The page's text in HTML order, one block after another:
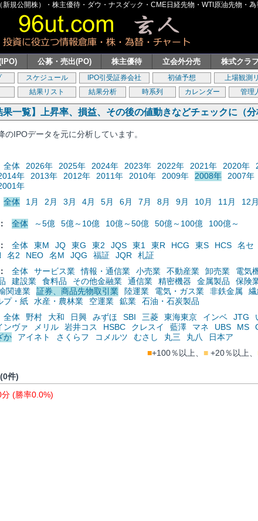
新規公開株）・株主優待・ダウ・ナスダック・CME日経先物・WTI原油先物・
公募・売出(PO) 株主優待 立会外分売 株式クラ
スケジュール IPO引受証券会社 初値予想 上場観測
結果リスト 結果分析 時系列 カレンダー 管理
果一覧】上昇率、損益、その後の値動きなどチェックに（分
のIPOデータを元に分析しています。
全体 2026年 2025年 2024年 2023年 2022年 2021年 2020年
年 2013年 2012年 2011年 2010年 2009年 2008年 2007年
年
全体 1月 2月 3月 4月 5月 6月 7月 8月 9月 10月 11月 12月
全体 ～5億 5億～10億 10億～50億 50億～100億 100億～
全体 東M JQ 東G 東2 JQS 東1 東R HCG 東S HCS 名セ
名2 NEO 名M JQG 福証 JQR
札証
全体 サービス業 情報・通信業 小売業 不動産業 卸売業 電気
建設業 食料品 その他金融業 通信業 精密機器 金属製品 保険
関連業
証券、商品先物取引業 陸運業 電気・ガス業 非鉄金属
プ・紙 水産・農林業 空運業 鉱業
石油・石炭製品
全体 野村 大和 日興 みずほ SBI 三菱 東海東京 インベ JTG
ンヴァ メリル 岩井コス HSBC クレスイ 藍澤 マネ UBS MS
か アイネト さくらフ コメルツ むさし 丸三 丸八
日本ア
■+100％以上、 ■+20％以上、
件)
(勝率0.0%)